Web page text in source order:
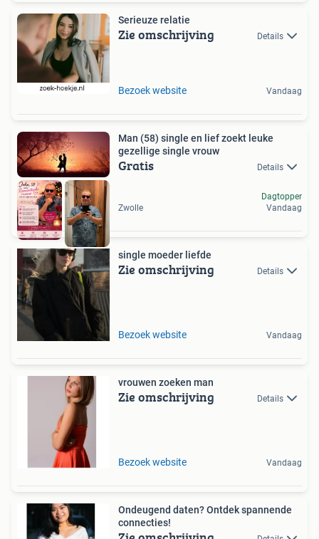
Serieuze relatie
Zie omschrijving Details
Bezoek website Vandaag
Man (58) single en lief zoekt leuke
gezellige single vrouw
Gratis Details
Zwolle
Dagtopper
Vandaag
single moeder liefde
Zie omschrijving Details
Bezoek website Vandaag
vrouwen zoeken man
Zie omschrijving Details
Bezoek website Vandaag
Ondeugend daten? Ontdek spannende
connecties!